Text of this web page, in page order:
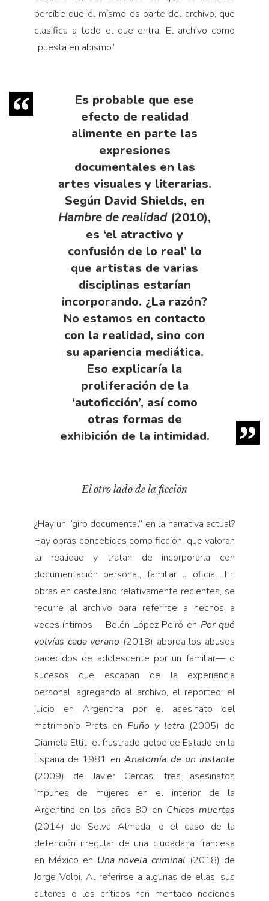
percibe que él mismo es parte del archivo, que
clasifica a todo el que entra. El archivo como
“puesta en abismo”.
Es probable que ese
efecto de realidad
alimente en parte las
expresiones
documentales en las
artes visuales y literarias.
Según David Shields, en
Hambre de realidad(2010),
es ‘el atractivo y
confusión de lo real’ lo
que artistas de varias
disciplinas estarían
incorporando. ¿La razón?
No estamos en contacto
con la realidad, sino con
su apariencia mediática.
Eso explicaría la
proliferación de la
‘autoficción’, así como
otras formas de
exhibición de la intimidad.
El otro lado de la ficción
¿Hay un “giro documental” en la narrativa actual?
Hay obras concebidas como ficción, que valoran
la realidad y tratan de incorporarla con
documentación personal, familiar u oficial. En
obras en castellano relativamente recientes, se
recurre al archivo para referirse a hechos a
veces íntimos —Belén López Peiró en Por qué
volvías cada verano (2018) aborda los abusos
padecidos de adolescente por un familiar— o
sucesos que escapan de la experiencia
personal, agregando al archivo, el reporteo: el
juicio en Argentina por el asesinato del
matrimonio Prats en Puño y letra (2005) de
Diamela Eltit; el frustrado golpe de Estado en la
España de 1981 enAnatomía de un instante
(2009) de Javier Cercas; tres asesinatos
impunes de mujeres en el interior de la
Argentina en los años 80 en Chicas muertas
(2014) de Selva Almada, o el caso de la
detención irregular de una ciudadana francesa
en México en Una novela criminal (2018) de
Jorge Volpi. Al referirse a algunas de ellas, sus
autores o los críticos han mentado nociones